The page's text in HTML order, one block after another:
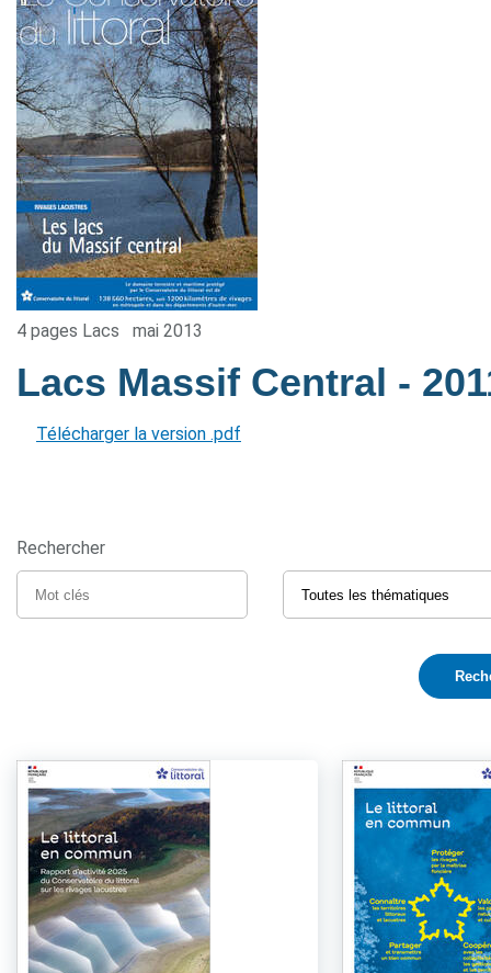
4 pages Lacs mai 2013
Lacs Massif Central -
Télécharger la version .pdf
Rechercher